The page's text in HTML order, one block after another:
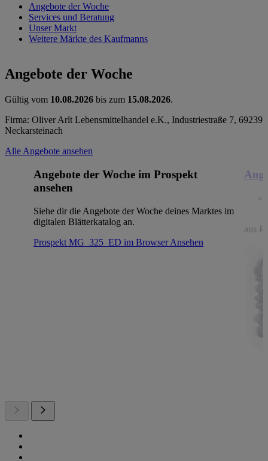
Angebote der Woche
Services und Beratung
Unser Markt
Weitere Märkte des Kaufmanns
Angebote der Woche
Gültig vom 10.08.2026 bis zum 15.08.2026.
Firma: Oliver Arlt Lebensmittelhandel e.K., Industriestraße 7, 69239
Neckarsteinach
Alle Angebote ansehen
Angebote der Woche im Prospekt
ansehen
Siehe dir die Angebote der Woche deines Marktes im
digitalen Blätterkatalog an.
Prospekt MG_325_ED im BrowserAnsehen
aus